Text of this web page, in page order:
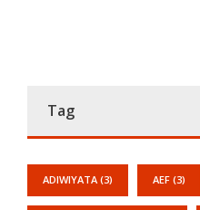
Tag
ADIWIYATA (3) AEF (3)